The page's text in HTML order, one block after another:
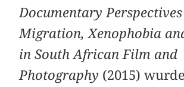
Documentary
Migration, Xenophobia
in South African Film and
Photography (2015)